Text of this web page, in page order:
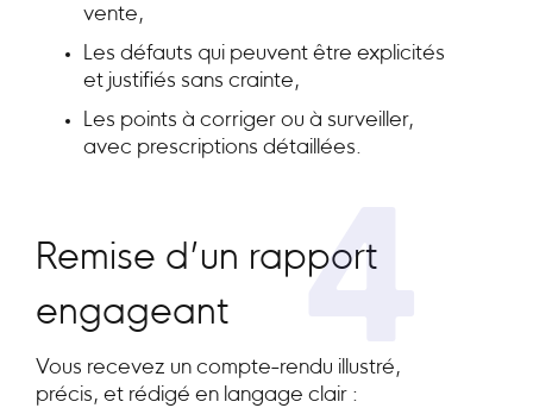
vente,
Les défauts qui peuvent être explicités
et justifiés sans crainte,
Les points à corriger ou à surveiller,
avec prescriptions détaillées.
4
Remise d’un rapport
engageant
Vous recevez un compte-rendu illustré,
précis, et rédigé en langage clair :